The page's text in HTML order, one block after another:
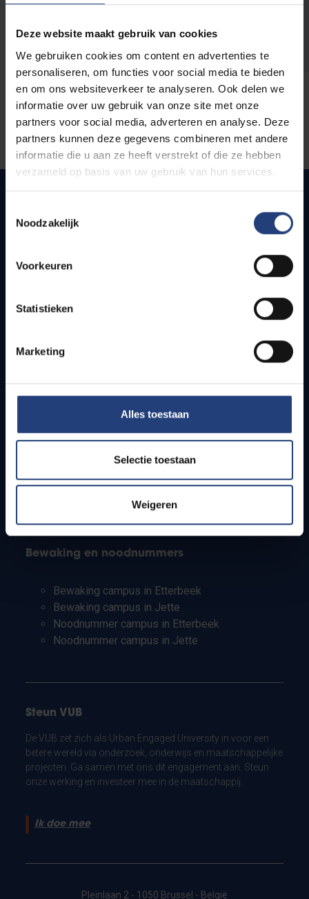
Deze website maakt gebruik van cookies
We gebruiken cookies om content en advertenties te
personaliseren, om functies voor social media te bieden
en om ons websiteverkeer te analyseren. Ook delen we
informatie over uw gebruik van onze site met onze
partners voor social media, adverteren en analyse. Deze
partners kunnen deze gegevens combineren met andere
informatie die u aan ze heeft verstrekt of die ze hebben
verzameld op basis van uw gebruik van hun services.
Noodzakelijk
Voorkeuren
Statistieken
Marketing
Alles toestaan
Selectie toestaan
Weigeren
Snel naar
Bereikbaarheid
Studenten
PhD-studenten
Leerkrachten en secundaire scholen
Bewaking en noodnummers
Bewaking campus in Etterbeek
Bewaking campus in Jette
Noodnummer campus in Etterbeek
Noodnummer campus in Jette
Steun VUB
De VUB zet zich als Urban Engaged University in voor een
betere wereld via onderzoek, onderwijs en maatschappelijke
projecten. Ga samen met ons dit engagement aan. Steun
onze werking en investeer mee in de maatschappij.
Ik doe mee
Pleinlaan 2 - 1050 Brussel - België